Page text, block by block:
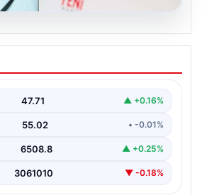
İl Başkanı İlksen
Soruşturması
önemli bir rüşvet soruşturmasında
47.71 ▲ +0.16%
55.02 • -0.01%
6508.8 ▲ +0.25%
3061010 ▼ -0.18%